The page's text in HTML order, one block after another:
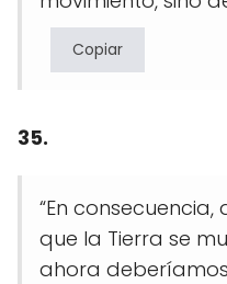
Copiar
35.
“En
que la Tierra se
ahora